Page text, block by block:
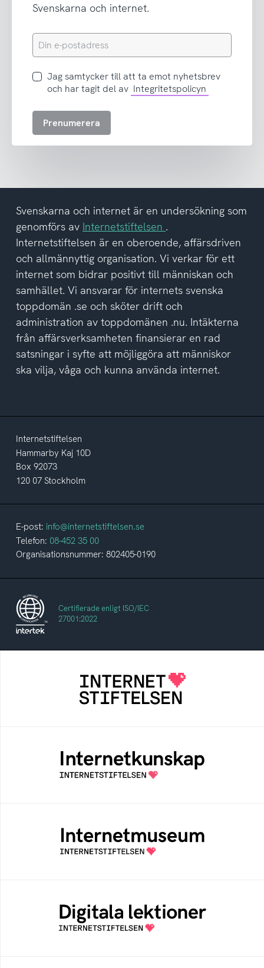
Svenskarna och internet.
Din
e-
Jag
samtycker
att
del
av
integritetspolicyn
Jag samtycker till att ta emot nyhetsbrev
och har tagit del av Integritetspolicyn
Prenumerera
Svenskarna och internet är en undersökning som
genomförs av Internetstiftelsen .
Internetstiftelsen är en oberoende, affärsdriven
och allmännyttig organisation. Vi verkar för ett
internet som bidrar positivt till människan och
samhället. Vi ansvarar för internets svenska
toppdomän .se och sköter drift och
administration av toppdomänen .nu. Intäkterna
från affärsverksamheten finansierar en rad
satsningar i syfte att möjliggöra att människor
ska vilja, våga och kunna använda internet.
Internetstiftelsen
Hammarby Kaj 10D
Box 92073
120 07 Stockholm
E-post: info@internetstiftelsen.se
Telefon: 08-452 35 00
Organisationsnummer: 802405-0190
Certifierade enligt ISO/IEC
27001:2022
Internetstiftelsen verkar för ett internet som
bidrar positivt till människan och samhället
Samlad kunskap som hjälper dig att bli en
säker och medveten internetanvändare
Ett digitalt museum som byggts, och kureras
av Internetstiftelsen
Öppen digital lärresurs med färdiga lektioner
för alla stadier i grundskolan